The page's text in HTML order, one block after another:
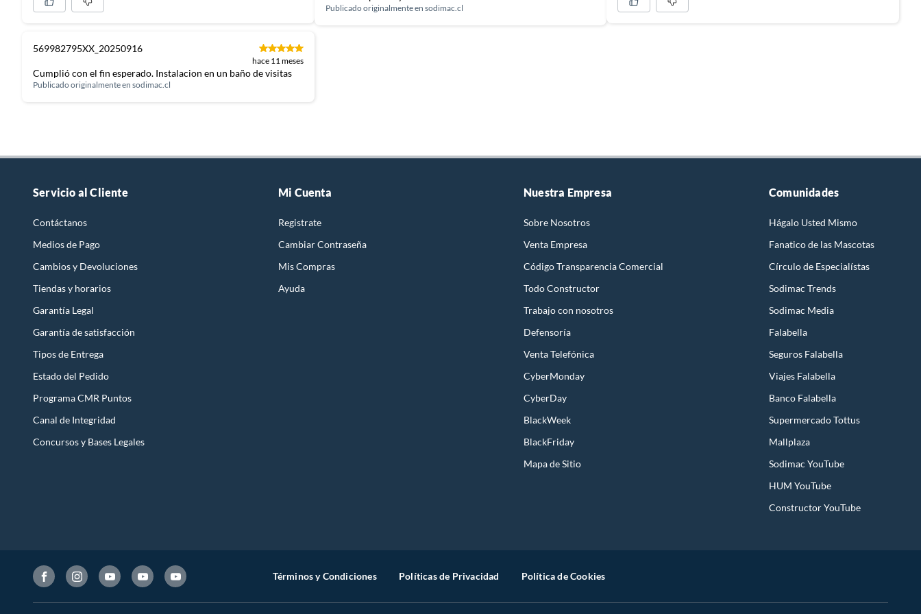
569982795XX_20250916
hace 11 meses
Cumplió con el fin esperado. Instalacion en un baño de visitas
Publicado originalmente en sodimac.cl
Publicado originalmente en sodimac.cl
Servicio al Cliente
Contáctanos
Medios de Pago
Cambios y Devoluciones
Tiendas y horarios
Garantía Legal
Garantía de satisfacción
Tipos de Entrega
Estado del Pedido
Programa CMR Puntos
Canal de Integridad
Concursos y Bases Legales
Mi Cuenta
Registrate
Cambiar Contraseña
Mis Compras
Ayuda
Nuestra Empresa
Sobre Nosotros
Venta Empresa
Código Transparencia Comercial
Todo Constructor
Trabajo con nosotros
Defensoría
Venta Telefónica
CyberMonday
CyberDay
BlackWeek
BlackFriday
Mapa de Sitio
Comunidades
Hágalo Usted Mismo
Fanatico de las Mascotas
Círculo de Especialístas
Sodimac Trends
Sodimac Media
Falabella
Seguros Falabella
Viajes Falabella
Banco Falabella
Supermercado Tottus
Mallplaza
Sodimac YouTube
HUM YouTube
Constructor YouTube
Términos y Condiciones Políticas de Privacidad Política de Cookies